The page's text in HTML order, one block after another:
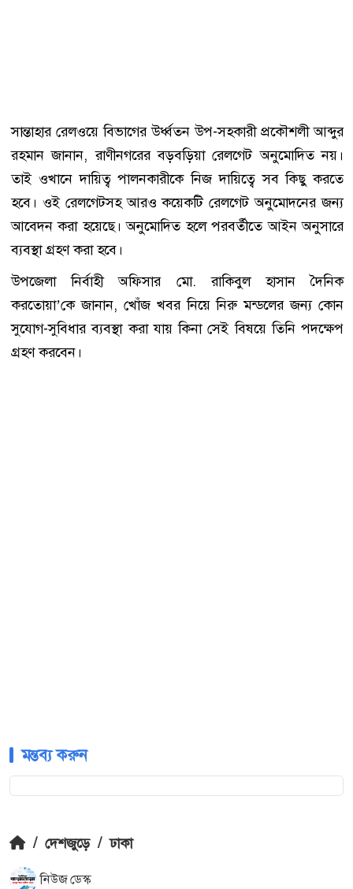
সান্তাহার রেলওয়ে বিভাগের উর্ধ্বতন উপ-সহকারী প্রকৌশলী আব্দুর
রহমান জানান, রাণীনগরের বড়বড়িয়া রেলগেট অনুমোদিত নয়।
তাই ওখানে দায়িত্ব পালনকারীকে নিজ দায়িত্বে সব কিছু করতে
হবে। ওই রেলগেটসহ আরও কয়েকটি রেলগেট অনুমোদনের জন্য
আবেদন করা হয়েছে। অনুমোদিত হলে পরবর্তীতে আইন অনুসারে
ব্যবস্থা গ্রহণ করা হবে।
উপজেলা নির্বাহী অফিসার মো. রাকিবুল হাসান দৈনিক
করতোয়া’কে জানান, খোঁজ খবর নিয়ে নিরু মন্ডলের জন্য কোন
সুযোগ-সুবিধার ব্যবস্থা করা যায় কিনা সেই বিষয়ে তিনি পদক্ষেপ
গ্রহণ করবেন।
মন্তব্য করুন
/ দেশজুড়ে / ঢাকা
নিউজ ডেস্ক